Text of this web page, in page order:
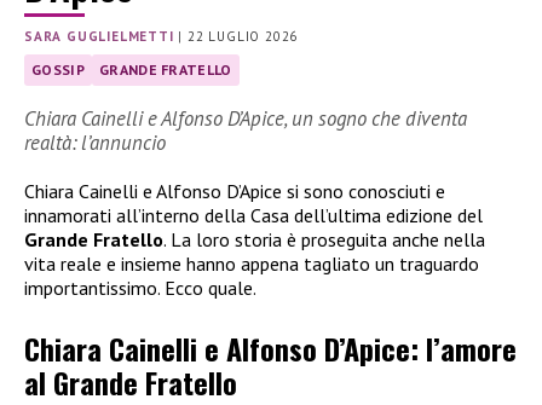
SARA GUGLIELMETTI | 22 LUGLIO 2026
GOSSIP GRANDE FRATELLO
Chiara Cainelli e Alfonso D’Apice, un sogno che diventa
realtà: l’annuncio
Chiara Cainelli e Alfonso D’Apice si sono conosciuti e
innamorati all’interno della Casa dell’ultima edizione del
Grande Fratello. La loro storia è proseguita anche nella
vita reale e insieme hanno appena tagliato un traguardo
importantissimo. Ecco quale.
Chiara Cainelli e Alfonso D’Apice: l’amore
al Grande Fratello